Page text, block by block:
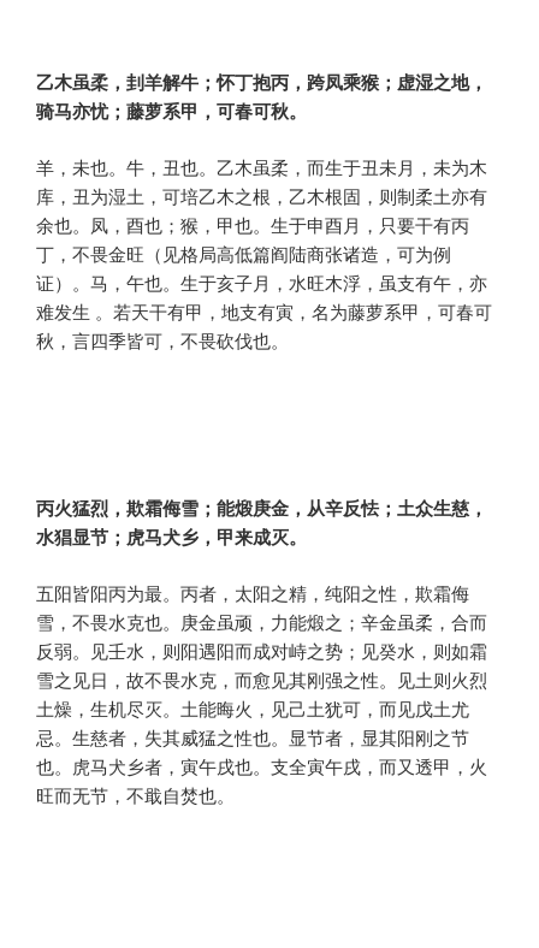
乙木虽柔，刲羊解牛；怀丁抱丙，跨凤乘猴；虚湿之地，
骑马亦忧；藤萝系甲，可春可秋。
羊，未也。牛，丑也。乙木虽柔，而生于丑未月，未为木
库，丑为湿土，可培乙木之根，乙木根固，则制柔土亦有
余也。凤，酉也；猴，甲也。生于申酉月，只要干有丙
丁，不畏金旺（见格局高低篇阎陆商张诸造，可为例
证）。马，午也。生于亥子月，水旺木浮，虽支有午，亦
难发生 。若天干有甲，地支有寅，名为藤萝系甲，可春可
秋，言四季皆可，不畏砍伐也。
丙火猛烈，欺霜侮雪；能煅庚金，从辛反怯；土众生慈，
水猖显节；虎马犬乡，甲来成灭。
五阳皆阳丙为最。丙者，太阳之精，纯阳之性，欺霜侮
雪，不畏水克也。庚金虽顽，力能煅之；辛金虽柔，合而
反弱。见壬水，则阳遇阳而成对峙之势；见癸水，则如霜
雪之见日，故不畏水克，而愈见其刚强之性。见土则火烈
土燥，生机尽灭。土能晦火，见己土犹可，而见戊土尤
忌。生慈者，失其威猛之性也。显节者，显其阳刚之节
也。虎马犬乡者，寅午戌也。支全寅午戌，而又透甲，火
旺而无节，不戢自焚也。